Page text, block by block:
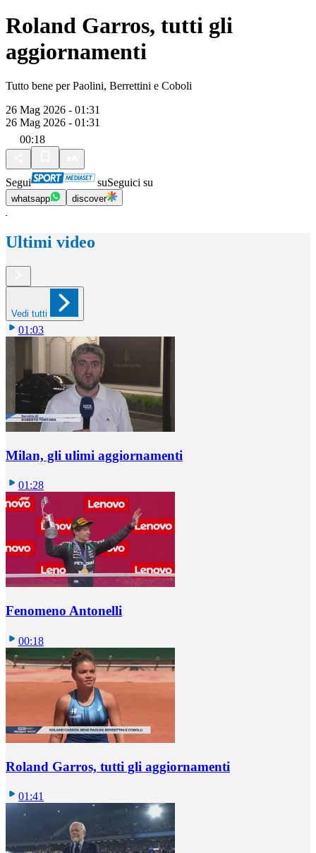
Roland Garros, tutti gli
aggiornamenti
Tutto bene per Paolini, Berrettini e Coboli
26 Mag 2026 - 01:31
26 Mag 2026 - 01:31
00:18
Segui suSeguici su
whatsapp discover
Ultimi video
Vedi tutti
01:03
Milan, gli ulimi aggiornamenti
01:28
Fenomeno Antonelli
00:18
Roland Garros, tutti gli aggiornamenti
01:41